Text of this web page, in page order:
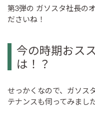
第3弾の ガソスタ社長の
ださいね！
今の時期おス
は！？
せっかくなので、ガソス
テナンスも伺ってみました